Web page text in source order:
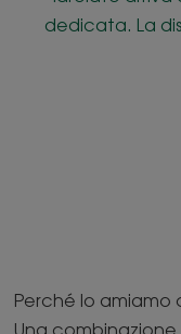
dedicata. La
Perché lo amiamo
Una